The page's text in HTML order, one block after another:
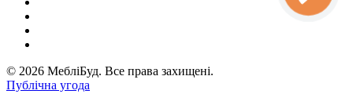
© 2026 МебліБуд. Все права захищені.
Публічна угода